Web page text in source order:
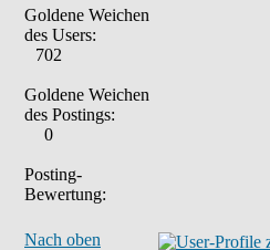
Goldene Weichen
des Users:
702
Goldene Weichen
des Postings:
0
Posting-
Bewertung:
Nach oben